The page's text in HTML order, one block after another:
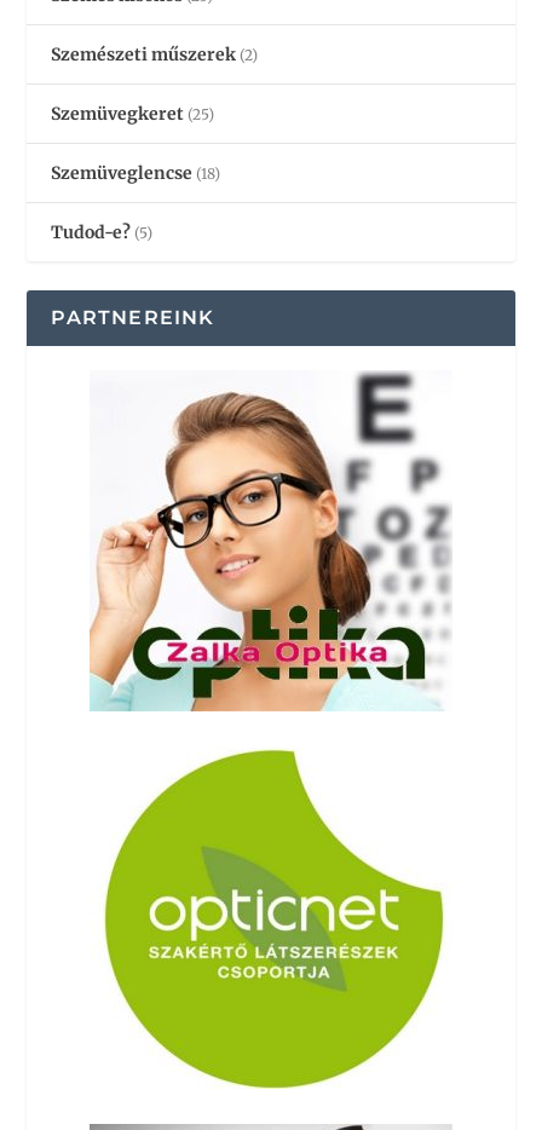
Szemészeti műszerek (2)
Szemüvegkeret (25)
Szemüveglencse (18)
Tudod-e? (5)
PARTNEREINK